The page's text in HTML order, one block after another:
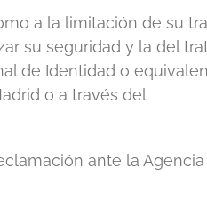
a la limitación de su
su seguridad y la del
de Identidad o
o a través del
ante la